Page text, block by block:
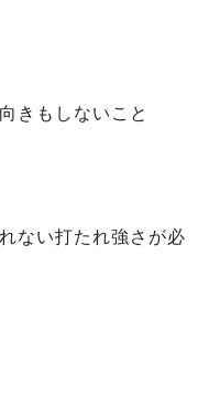
きもしないこと
ない打たれ強さが必